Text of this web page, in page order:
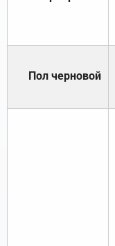
Пол черновой